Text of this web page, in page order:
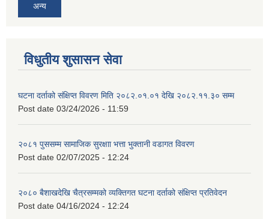
अन्य
विधुतीय शुसासन सेवा
घटना दर्ताको संक्षिप्त विवरण मिति २०८२.०१.०१ देखि २०८२.११.३० सम्म
Post date 03/24/2026 - 11:59
२०८१ पुससम्म सामाजिक सुरक्षाा भत्ता भुक्तानी वडागत विवरण
Post date 02/07/2025 - 12:24
२०८० बैशाखदेखि चैत्रसम्मको व्यक्तिगत घटना दर्ताको संक्षिप्त प्रतिवेदन
Post date 04/16/2024 - 12:24